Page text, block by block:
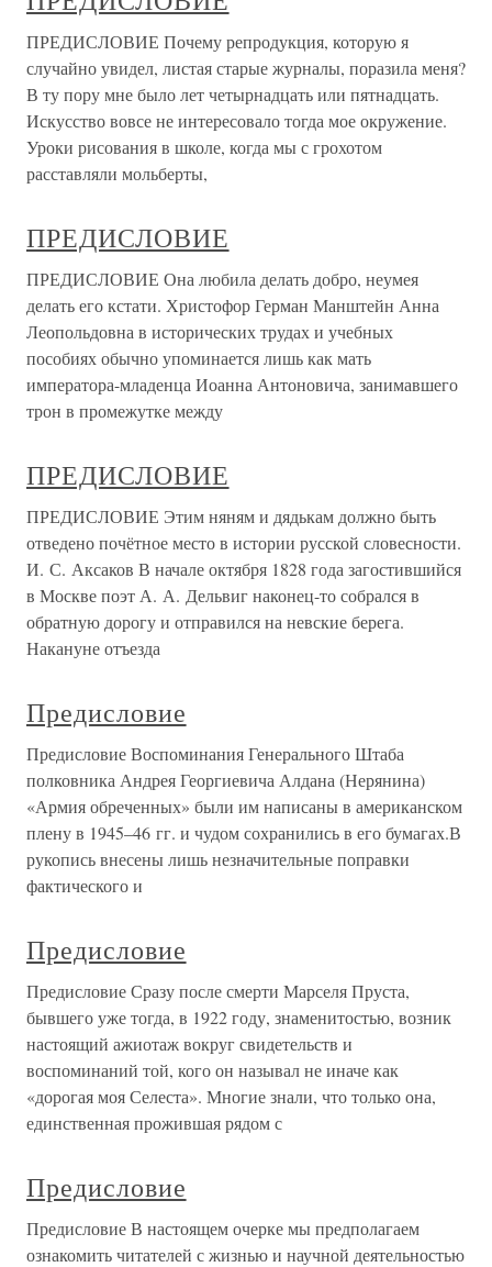
ПРЕДИСЛОВИЕ Почему репродукция, которую я
случайно увидел, листая старые журналы, поразила меня?
В ту пору мне было лет четырнадцать или пятнадцать.
Искусство вовсе не интересовало тогда мое окружение.
Уроки рисования в школе, когда мы с грохотом
расставляли мольберты,
ПРЕДИСЛОВИЕ
ПРЕДИСЛОВИЕ Она любила делать добро, неумея
делать его кстати. Христофор Герман Манштейн Анна
Леопольдовна в исторических трудах и учебных
пособиях обычно упоминается лишь как мать
императора-младенца Иоанна Антоновича, занимавшего
трон в промежутке между
ПРЕДИСЛОВИЕ
ПРЕДИСЛОВИЕ Этим няням и дядькам должно быть
отведено почётное место в истории русской словесности.
И. С. Аксаков В начале октября 1828 года загостившийся
в Москве поэт А. А. Дельвиг наконец-то собрался в
обратную дорогу и отправился на невские берега.
Накануне отъезда
Предисловие
Предисловие Воспоминания Генерального Штаба
полковника Андрея Георгиевича Алдана (Нерянина)
«Армия обреченных» были им написаны в американском
плену в 1945–46 гг. и чудом сохранились в его бумагах.В
рукопись внесены лишь незначительные поправки
фактического и
Предисловие
Предисловие Сразу после смерти Марселя Пруста,
бывшего уже тогда, в 1922 году, знаменитостью, возник
настоящий ажиотаж вокруг свидетельств и
воспоминаний той, кого он называл не иначе как
«дорогая моя Селеста». Многие знали, что только она,
единственная прожившая рядом с
Предисловие
Предисловие В настоящем очерке мы предполагаем
ознакомить читателей с жизнью и научной деятельностью